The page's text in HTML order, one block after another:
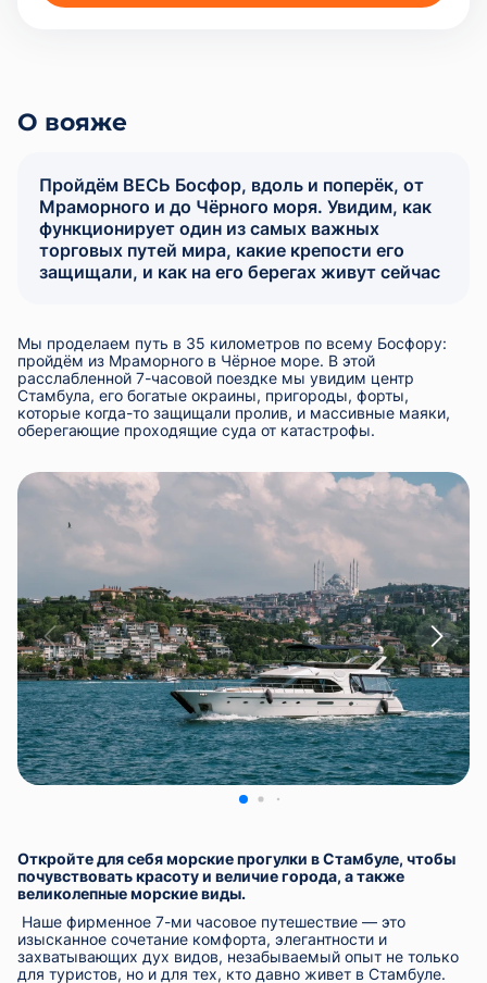
О вояже
Пройдём ВЕСЬ Босфор, вдоль и поперёк, от
Мраморного и до Чёрного моря. Увидим, как
функционирует один из самых важных
торговых путей мира, какие крепости его
защищали, и как на его берегах живут сейчас
Мы проделаем путь в 35 километров по всему Босфору:
пройдём из Мраморного в Чёрное море. В этой
расслабленной 7-часовой поездке мы увидим центр
Стамбула, его богатые окраины, пригороды, форты,
которые когда-то защищали пролив, и массивные маяки,
оберегающие проходящие суда от катастрофы.
Откройте для себя морские прогулки в Стамбуле, чтобы
почувствовать красоту и величие города, а также
великолепные морские виды.
Наше фирменное 7-ми часовое путешествие — это
изысканное сочетание комфорта, элегантности и
захватывающих дух видов, незабываемый опыт не только
для туристов, но и для тех, кто давно живет в Стамбуле.